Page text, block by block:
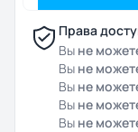
Права
Вы не
Вы не
Вы не
Вы не
Вы не